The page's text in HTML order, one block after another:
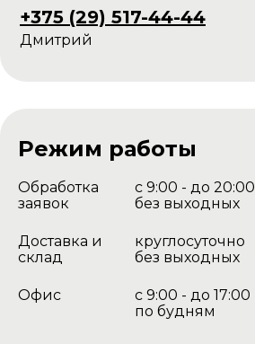
Дмитрий
+375 (29) 517-44-44
Обработка
заявок
с 9:00 - до 20:00
без выходных
Доставка и
склад
круглосуточно
без выходных
Офис
с 9:00 - до 17:00
по будням
Режим работы